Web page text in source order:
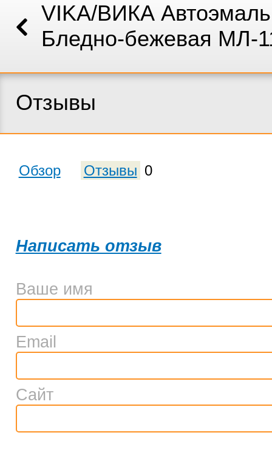
VIKA/ВИКА
Бледно-бежевая МЛ-
Отзывы
Обзор Отзывы 0
Написать отзыв
Ваше имя
Email
Сайт